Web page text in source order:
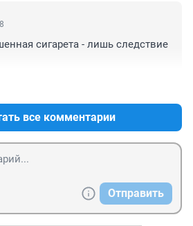
сигарета - лишь следствие
все комментарии
Отправить